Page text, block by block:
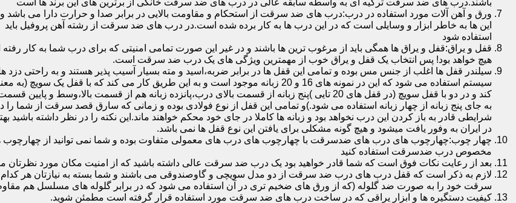
ورق و آهن آلات مورد استفاده در درب:درب های ضد سرقت از استحکام و مقاومت بالایی در برابر صدا و حرارت دارا می باشد
این ها به خاطر ابزار و وسایلی است که در این درب ها به کار برده شده است.در درب های ضد سرقت از رشته آهن پروفیل باید
استفاده شود
قفل و یراق:قفل و یراق ها همگی باید از مرغوب ترین ها باشند و در غیر این صورت تمامی امنیتی که برای درب شما به کار
هیچ خواهد بود! پس انتخاب یک قفل و یراق خوب از مهمترین ویژگی های یک درب ضد سرقت است.
سیلندر قفل ها اغلب از جنس مس بوده و تمامی این قفل ها در برابر ضربه،اسید و مته بسیار آسیب پذیر هستند و به راحتی دزد
سیستم استفاده می شود که این در نمونه های 16 و 20 زبانه موجود است و به این طریق کار
به جای پنج زبانه از چهار زبانه استفاده می شود.)و تمامی این قفل از نوع فولادی بوده و زمانی که سارق قصد سرقت از شما
شرایطی قادر به باز کردن این درب نخواهد بود و زبانه ها کاملا در جای خود محکم خواهند ماند.این نکته را در نظر داشته
در ایران به وفور یافت میشود و هیچ گونه مشکلی برای یافتن این نوع قفل ها نمی باشد.
چهار چوب:چهارچوب های درب های ضدسرقت با چهارچوب های درب های معمولی متفاوت بوده و شما نمی توانید از چهارچوب
مخصوص درب ضدسرقت استفاده کنید
بعد از رعایت نکات فوق است که شما قادر خواهید بود یک درب ضد سرقت عالی داشته باشید که از امنیت مکان مورد نظرتان
لازم به ذکر است که قفل درب های درب ضد سرقت از دو مدل سویچی و گاوصندوقی می باشند و شما بسته به نیازتان هر کدام را
سرقت خود را به صورت ضد گلوله (که از ورق های ضخیم تری در آن استفاده می شود که در برابر گلوله های مسلسل هم
کیفیت دستگیره ها و ابزار یراقی که در ساخت درب های ضد سرقت مورد استفاده قرار گرفته است مطمئن شوید.